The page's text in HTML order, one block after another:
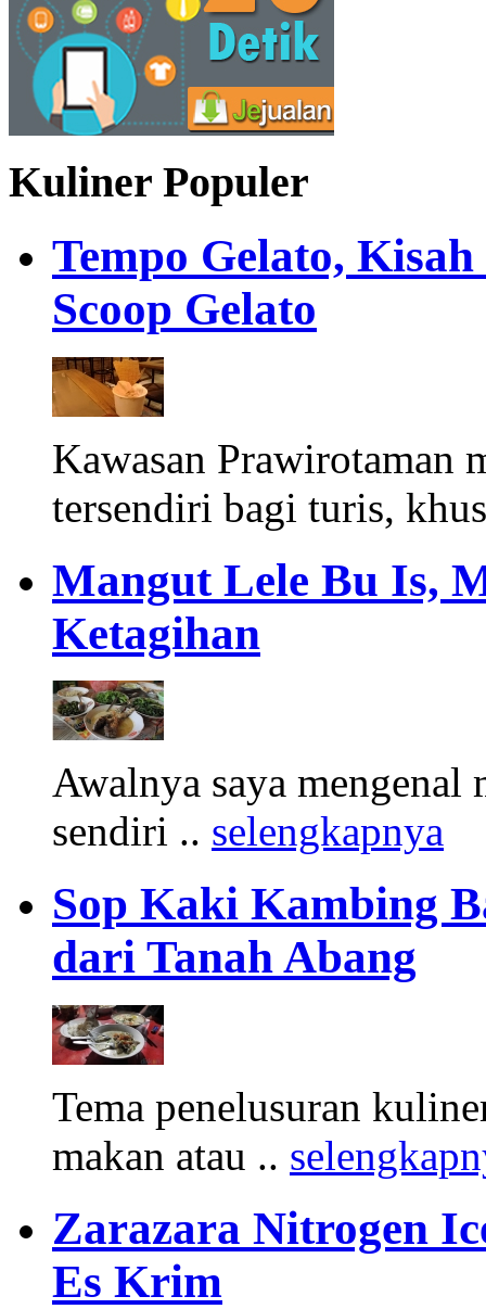
Kuliner Populer
Tempo Gelato,
Scoop Gelato
Kawasan Prawirotaman
tersendiri bagi turis,
Mangut Lele Bu Is,
Ketagihan
Awalnya saya mengenal
sendiri .. selengkapnya
Sop Kaki Kambing
dari Tanah Abang
Tema penelusuran
makan atau ..
Zarazara Nitrogen
Es Krim